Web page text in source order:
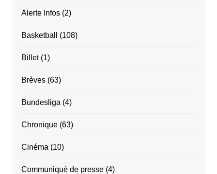
Alerte Infos(2)
Basketball (108)
Billet(1)
Brèves(63)
Bundesliga (4)
Chronique(63)
Cinéma (10)
Communiqué de presse(4)